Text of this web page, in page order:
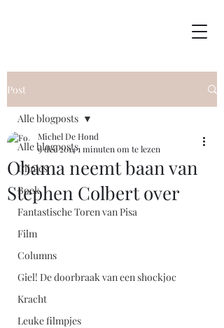
Post
Alle blogposts
Clinics
Boek
Fantastische Toren van Pisa
Film
Columns
Giel! De doorbraak van een shockjoc
Kracht
Leuke filmpjes
Alle blogposts
Obama neemt baan van
Stephen Colbert over
Michel De Hond
9 dec 20141 minuten om te lezen